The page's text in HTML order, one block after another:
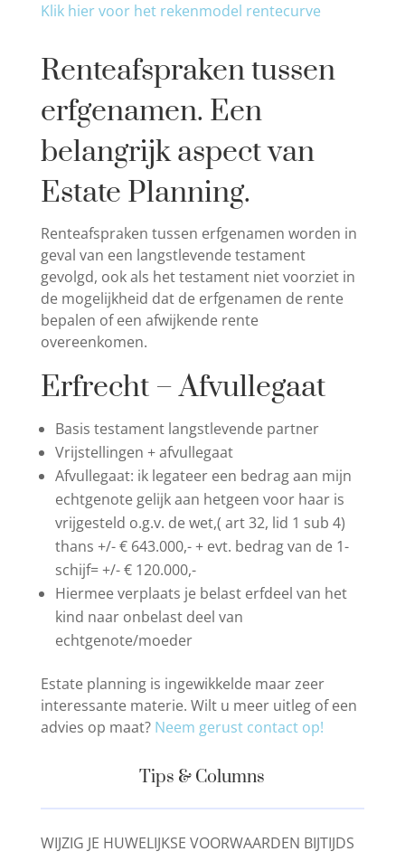
Klik hier voor het rekenmodel rentecurve
Renteafspraken tussen
erfgenamen. Een
belangrijk aspect van
Estate Planning.
Renteafspraken tussen erfgenamen worden in
geval van een langstlevende testament
gevolgd, ook als het testament niet voorziet in
de mogelijkheid dat de erfgenamen de rente
bepalen of een afwijkende rente
overeenkomen.
Erfrecht – Afvullegaat
Basis testament langstlevende partner
Vrijstellingen + afvullegaat
Afvullegaat: ik legateer een bedrag aan mijn
echtgenote gelijk aan hetgeen voor haar is
vrijgesteld o.g.v. de wet,( art 32, lid 1 sub 4)
thans +/- € 643.000,- + evt. bedrag van de 1-
schijf= +/- € 120.000,-
Hiermee verplaats je belast erfdeel van het
kind naar onbelast deel van
echtgenote/moeder
Estate planning is ingewikkelde maar zeer
interessante materie. Wilt u meer uitleg of een
advies op maat? Neem gerust contact op!
Tips & Columns
WIJZIG JE HUWELIJKSE VOORWAARDEN BIJTIJDS